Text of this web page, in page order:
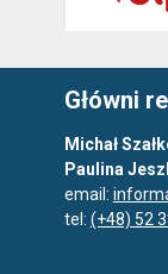
Główni
Michał
Paulina
email:
tel: (+48) 52